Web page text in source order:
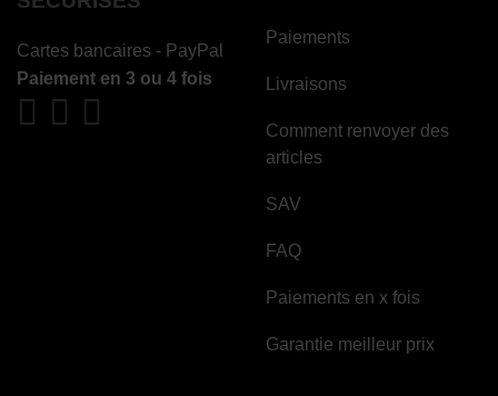
Cartes bancaires - PayPal
Paiement en 3 ou 4 fois
Paiements
Livraisons
Comment renvoyer des
articles
SAV
FAQ
Paiements en x fois
Garantie meilleur prix